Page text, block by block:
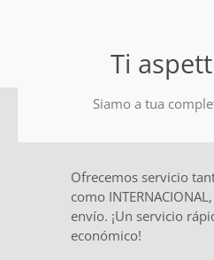
Ti
Siamo a tua
Ofrecemos servicio
como
envío. ¡Un servicio
económico!